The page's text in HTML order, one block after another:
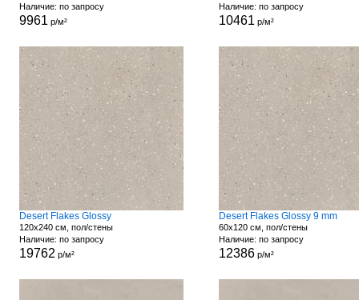
Наличие: по запросу
9961 р/м²
Наличие: по запросу
10461 р/м²
Desert Flakes Glossy
120x240 см, пол/стены
Наличие: по запросу
19762 р/м²
Desert Flakes Glossy 9 mm
60x120 см, пол/стены
Наличие: по запросу
12386р/м²